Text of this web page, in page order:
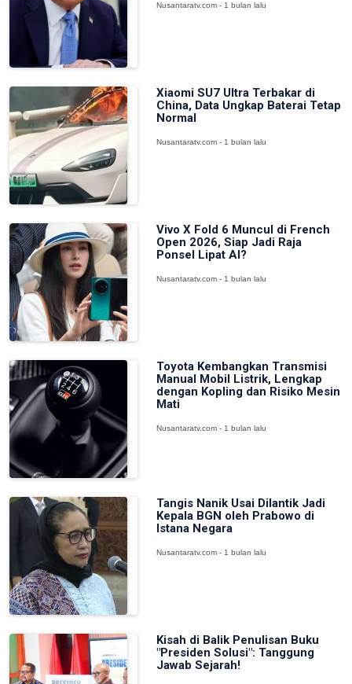
Nusantaratv.com - 1 bulan lalu
Xiaomi SU7 Ultra Terbakar di
China, Data Ungkap Baterai Tetap
Normal
Nusantaratv.com - 1 bulan lalu
Vivo X Fold 6 Muncul di French
Open 2026, Siap Jadi Raja
Ponsel Lipat AI?
Nusantaratv.com - 1 bulan lalu
Toyota Kembangkan Transmisi
Manual Mobil Listrik, Lengkap
dengan Kopling dan Risiko Mesin
Mati
Nusantaratv.com - 1 bulan lalu
Tangis Nanik Usai Dilantik Jadi
Kepala BGN oleh Prabowo di
Istana Negara
Nusantaratv.com - 1 bulan lalu
Kisah di Balik Penulisan Buku
"Presiden Solusi": Tanggung
Jawab Sejarah!